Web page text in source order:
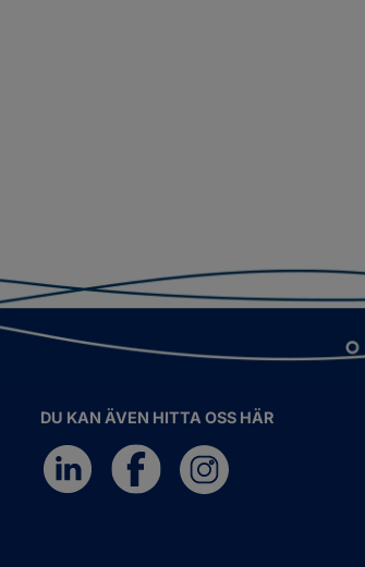
DU KAN ÄVEN HITTA OSS HÄR